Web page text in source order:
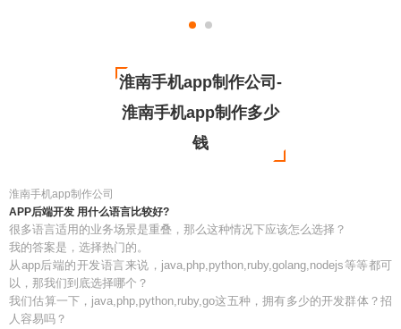
淮南手机app制作公司-
淮南手机app制作多少
钱
淮南手机app制作公司
APP后端开发 用什么语言比较好?
很多语言适用的业务场景是重叠，那么这种情况下应该怎么选择？
我的答案是，选择热门的。
从app后端的开发语言来说，java,php,python,ruby,golang,nodejs等等都可
以，那我们到底选择哪个？
我们估算一下，java,php,python,ruby,go这五种，拥有多少的开发群体？招
人容易吗？